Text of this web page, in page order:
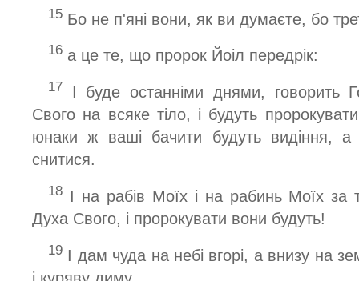
15 Бо не п'яні вони, як ви думаєте, бо
16 а це те, що пророк Йоіл передрік:
17 І буде останніми днями,
Свого на всяке тіло, і будуть
юнаки ж ваші бачити будуть видіння,
снитися.
18 І на рабів Моїх і на рабинь Моїх
Духа Свого, і пророкувати вони будуть!
19 І дам чуда на небі вгорі, а внизу на
і куряву диму.